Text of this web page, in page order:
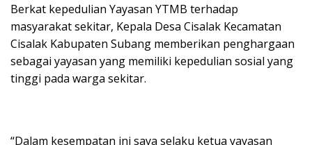
Berkat kepedulian Yayasan YTMB terhadap
masyarakat sekitar, Kepala Desa Cisalak Kecamatan
Cisalak Kabupaten Subang memberikan penghargaan
sebagai yayasan yang memiliki kepedulian sosial yang
tinggi pada warga sekitar.
“Dalam kesempatan ini saya selaku ketua yayasan